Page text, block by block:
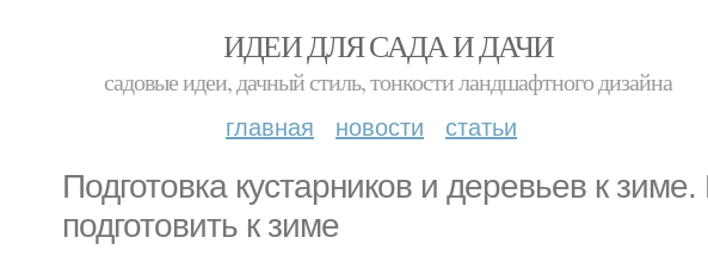
ИДЕИ ДЛЯ САДА И ДАЧИ
садовые идеи, дачный стиль, тонкости ландшафтного дизайна
главная новости статьи
Подготовка кустарников и деревьев к
подготовить к зиме